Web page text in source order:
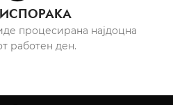
процесирана најдоцна
работен ден.